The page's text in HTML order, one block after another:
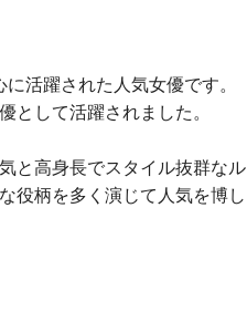
活躍された人気女優です。
として活躍されました。
と高身長でスタイル抜群なル
役柄を多く演じて人気を博し